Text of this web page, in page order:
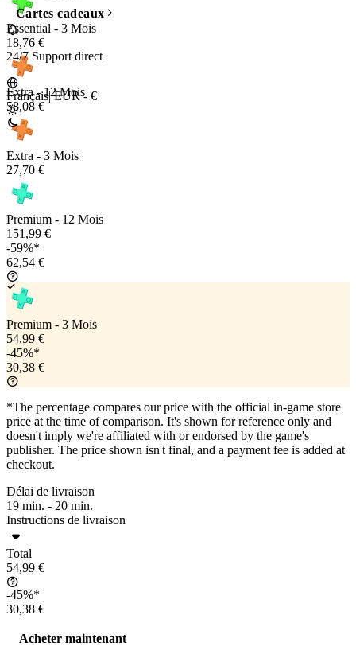
Cartes cadeaux
24/7 Support direct
Français|EUR - €
Essential - 3 Mois
18,76 €
Extra - 12 Mois
58,08 €
Extra - 3 Mois
27,70 €
Premium - 12 Mois
151,99 €
-59%*
62,54 €
Premium - 3 Mois
54,99 €
-45%*
30,38 €
*The percentage compares our price with the official in-game store
price at the time of comparison. It's shown for reference only and
doesn't imply we're affiliated with or endorsed by the game's
publisher. The price shown isn't final, and a payment fee is added at
checkout.
Délai de livraison
19 min. - 20 min.
Instructions de livraison
Total
54,99 €
-45%*
30,38 €
Acheter maintenant